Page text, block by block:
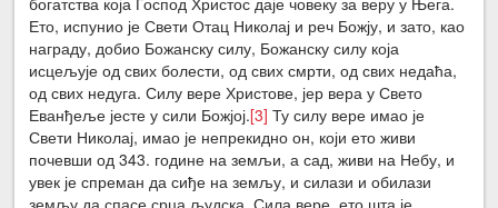
Ето, испунио је Свети Отац Николај и реч Божју, и зато, као
награду, добио Божанску силу, Божанску силу која
исцељује од свих болести, од свих смрти, од свих недаћа,
од свих недуга. Силу вере Христове, јер вера у Свето
Еванђеље јесте у сили Божјој.[3] Ту силу вере имао је
Свети Николај, имао је непрекидно он, који ето живи
почевши од 343. године на земљи, а сад, живи на Небу, и
увек је спреман да сиђе на земљу, и силази и обилази
земљу да спасе срца људска. Сила вере, ето шта је